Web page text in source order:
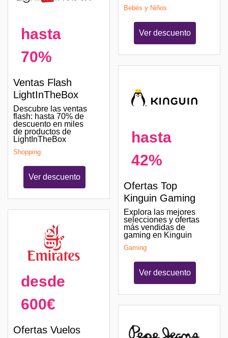
hasta
70%
Ventas Flash
LightInTheBox
Descubre las ventas
flash: hasta 70% de
descuento en miles
de productos de
LightInTheBox
Shopping
Ver descuento
desde
600€
Ofertas Vuelos
Bebés y Niños
Ver descuento
hasta
42%
Ofertas Top
Kinguin Gaming
Explora las mejores
selecciones y ofertas
más vendidas de
gaming en Kinguin
Gaming
Ver descuento